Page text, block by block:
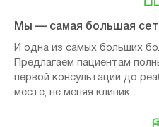
Мы — самая большая
И одна из самых больших
Предлагаем пациентам
первой консультации до
месте, не меняя клиник